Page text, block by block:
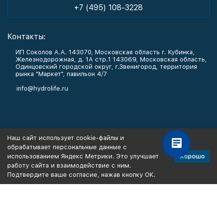
+7 (495) 108-3228
Контакты:
ИП Соколов А.А. 143070, Московская область г. Кубинка,
Железнодорожная, д. 1А стр.1 143069, Московская область,
Одинцовский городской округ, г.Звенигород, территория
рынка "Маркет", павильон 4/7
info@hydrolife.ru
Информация
Политика персональных данных
Наш сайт использует cookie-файлы и
обрабатывает персональные данные с
использованием Яндекс Метрики. Это улучшает
работу сайта и взаимодействие с ним.
Подтвердите ваше согласие, нажав кнопку ОК.
Хорошо